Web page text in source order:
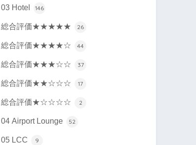
03 Hotel 146
総合評価★★★★★ 26
総合評価★★★★☆ 44
総合評価★★★☆☆ 37
総合評価★★☆☆☆ 17
総合評価★☆☆☆☆ 2
04 Airport Lounge 52
05 LCC 9